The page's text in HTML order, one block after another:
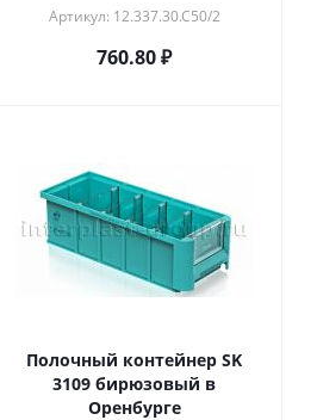
Артикул: 12.337.30.С50/2
760.80₽
Полочный контейнер SK
3109 бирюзовый в
Оренбурге